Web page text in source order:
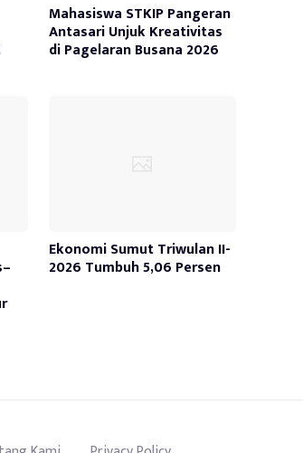
Mahasiswa STKIP Pangeran
Antasari Unjuk Kreativitas
di Pagelaran Busana 2026
Ekonomi Sumut Triwulan II-
2026 Tumbuh 5,06 Persen